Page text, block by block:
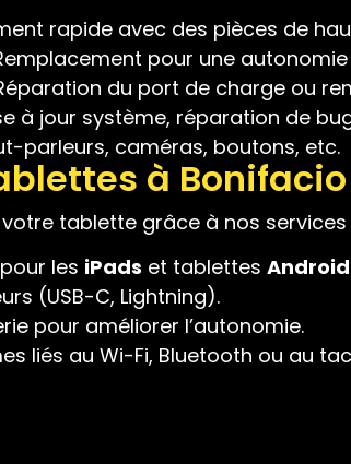
rapide avec des pièces de
pour une
du port de charge ou
à jour système, réparation de
parleurs, caméras, boutons, etc.
à Bonifacio
tablette grâce à nos
les iPads et tablettes Android
(USB-C, Lightning).
pour améliorer l’autonomie.
liés au Wi-Fi, Bluetooth ou au